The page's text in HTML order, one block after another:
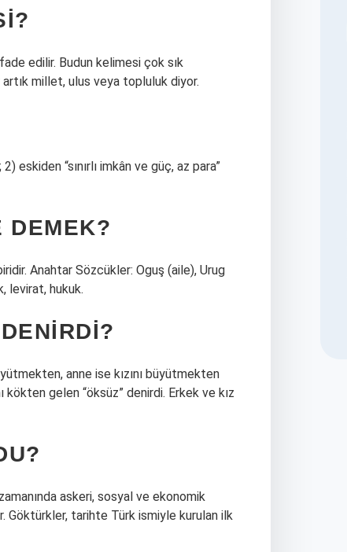
edilir. Budun kelimesi çok sık
millet, ulus veya topluluk diyor.
eskiden “sınırlı imkân ve güç, az para”
DEMEK?
Anahtar Sözcükler: Oguş (aile), Urug
levirat, hukuk.
anne ise kızını büyütmekten
gelen “öksüz” denirdi. Erkek ve kız
askeri, sosyal ve ekonomik
Göktürkler, tarihte Türk ismiyle kurulan ilk